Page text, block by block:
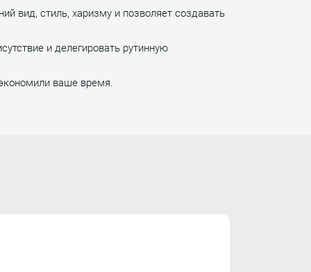
вид, стиль, харизму и позволяет создавать
и делегировать рутинную
ваше время.